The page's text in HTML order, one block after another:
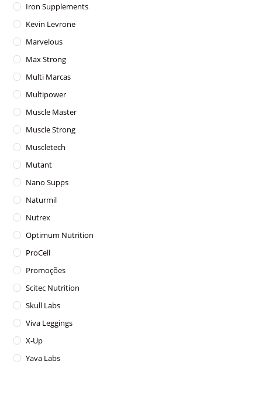
Iron Supplements
Kevin Levrone
Marvelous
Max Strong
Multi Marcas
Multipower
Muscle Master
Muscle Strong
Muscletech
Mutant
Nano Supps
Naturmil
Nutrex
Optimum Nutrition
ProCell
Promoções
Scitec Nutrition
Skull Labs
Viva Leggings
X-Up
Yava Labs